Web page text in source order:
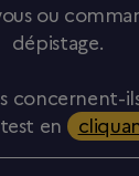
ou
dépistage.
concernent-
en